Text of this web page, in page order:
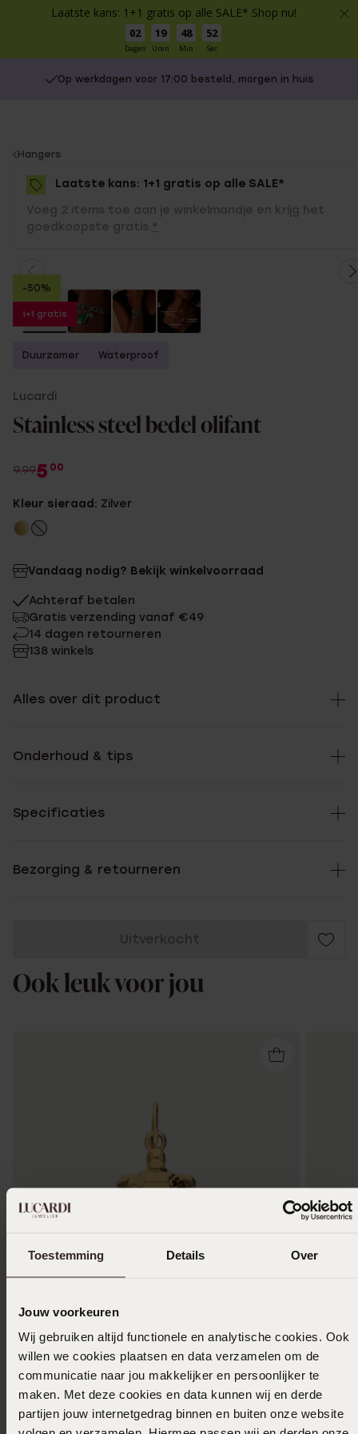
Laatste kans: 1+1 gratis op alle SALE* Shop nu!
02
Dagen
19
Uren
48
Min
52
Sec
Toestemming Details Over
Jouw voorkeuren
Wij gebruiken altijd functionele en analytische cookies. Ook
willen we cookies plaatsen en data verzamelen om de
communicatie naar jou makkelijker en persoonlijker te
maken. Met deze cookies en data kunnen wij en derde
partijen jouw internetgedrag binnen en buiten onze website
Op werkdagen voor 17:00 besteld, morgen in huis
You
are
here:
Hangers
Laatste kans: 1+1 gratis op alle SALE*
Voeg 2 items toe aan je winkelmandje en krijg het
goedkoopste gratis. *
-50%
1+1 gratis
Duurzamer Waterproof
Lucardi
Stainless steel bedel olifant
9.995 00
Kleur sieraad: Zilver
Vandaag nodig? Bekijk winkelvoorraad
Achteraf betalen
Gratis verzending vanaf €49
14 dagen retourneren
138 winkels
Alles over dit product
Onderhoud & tips
Specificaties
Bezorging & retourneren
Uitverkocht
Ook leuk voor jou
Stainless steel goldplated hanger voor dames
999 9